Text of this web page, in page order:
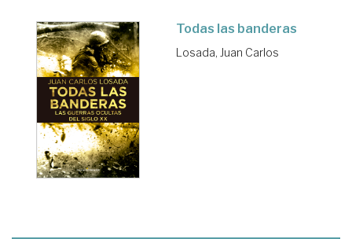
Todas las banderas
Losada, Juan Carlos